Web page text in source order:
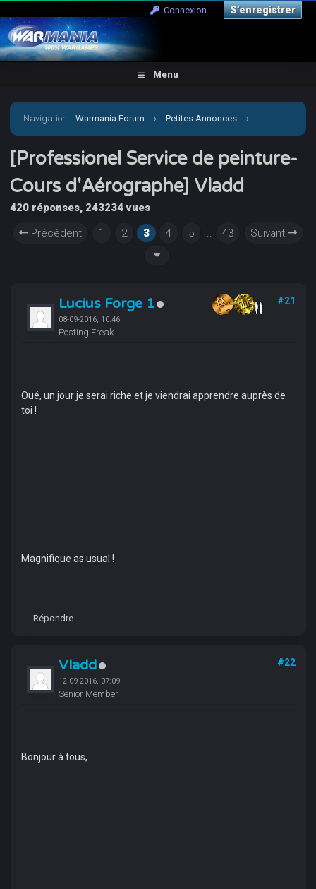
Connexion S’enregistrer
Menu
Navigation:Warmania Forum › Petites Annonces ›
Services › [Professionel Service de peinture-Cours
d'Aérographe] Vladd
[Professionel Service de peinture-
Cours d'Aérographe] Vladd
420 réponses, 243234 vues
Précédent
1 2 3 4 5 ... 43 Suivant
Lucius Forge 1
08-09-2016, 10:46
Posting Freak
#21
Oué, un jour je serai riche et je viendrai apprendre auprès de
toi !
Magnifique as usual !
Répondre
Vladd
12-09-2016, 07:09
Senior Member
#22
Bonjour à tous,